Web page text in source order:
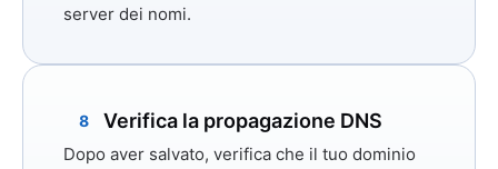
server dei nomi.
8 Verifica la propagazione DNS
Dopo aver salvato, verifica che il tuo dominio